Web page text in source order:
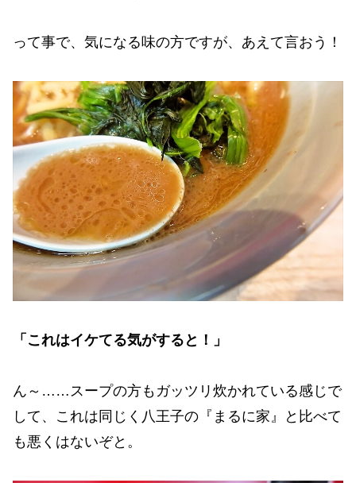
って事で、気になる味の方ですが、あえて言おう！
「これはイケてる気がすると！」
ん～……スープの方もガッツリ炊かれている感じで
して、これは同じく八王子の『まるに家』と比べて
も悪くはないぞと。